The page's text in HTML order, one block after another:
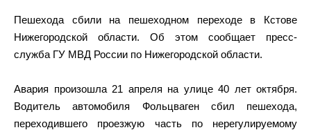
Пешехода сбили на пешеходном переходе в Кстове
Нижегородской области. Об этом сообщает пресс-
служба ГУ МВД России по Нижегородской области.
Авария произошла 21 апреля на улице 40 лет октября.
Водитель автомобиля Фольцваген сбил пешехода,
переходившего проезжую часть по нерегулируемому